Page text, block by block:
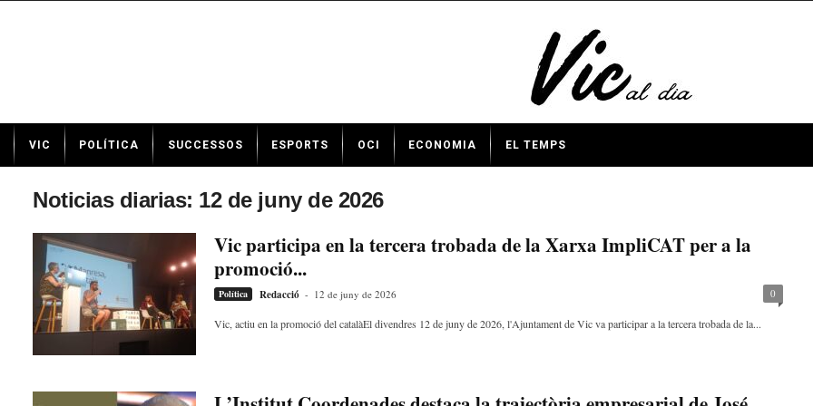
t
VIC POLÍTICA SUCCESSOS ESPORTS OCI ECONOMIA EL TEMPS
Noticias diarias: 12 de juny de 2026
Vic participa en la tercera trobada de la Xarxa ImpliCAT per a la
promoció...
Política Redacció - 12 de juny de 2026 0
Vic, actiu en la promoció del catalàEl divendres 12 de juny de 2026, l'Ajuntament de Vic va participar a la tercera trobada de la...